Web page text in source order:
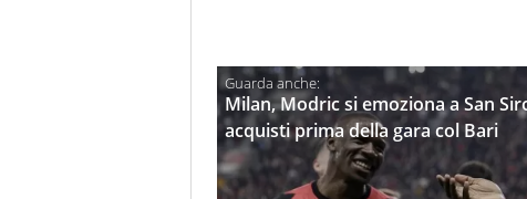
Milan, Modric si emoziona a San
acquisti prima della gara col Bari